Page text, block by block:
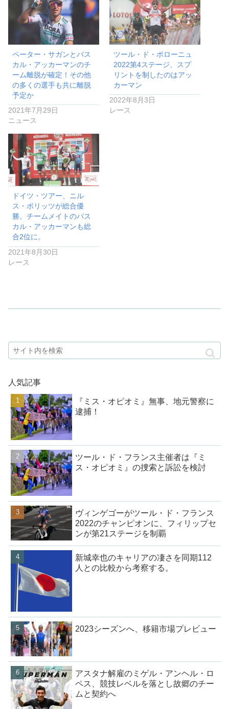
ペーター・サガンとパス
カル・アッカーマンのチ
ーム離脱が確定！その他
の多くの選手も共に離脱
予定か
2021年7月29日
ニュース
ツール・ド・ポローニュ
2022第4ステージ、スプ
リントを制したのはアッ
カーマン
2022年8月3日
レース
ドイツ・ツアー、ニル
ス・ポリッツが総合優
勝。チームメイトのパス
カル・アッカーマンも総
合2位に。
2021年8月30日
レース
人気記事
『ミス・オピオミ』無事、地元警察に
逮捕！
ツール・ド・フランス主催者は『ミ
ス・オピオミ』の捜索と訴訟を検討
ヴィンゲゴーがツール・ド・フランス
2022のチャンピオンに、フィリップセ
ンが第21ステージを制覇
新城幸也のキャリアの凄さを同期112
人との比較から考察する。
2023シーズンへ、移籍市場プレビュー
アスタナ解雇のミゲル・アンヘル・ロ
ペス、競技レベルを落とし故郷のチー
ムと契約へ